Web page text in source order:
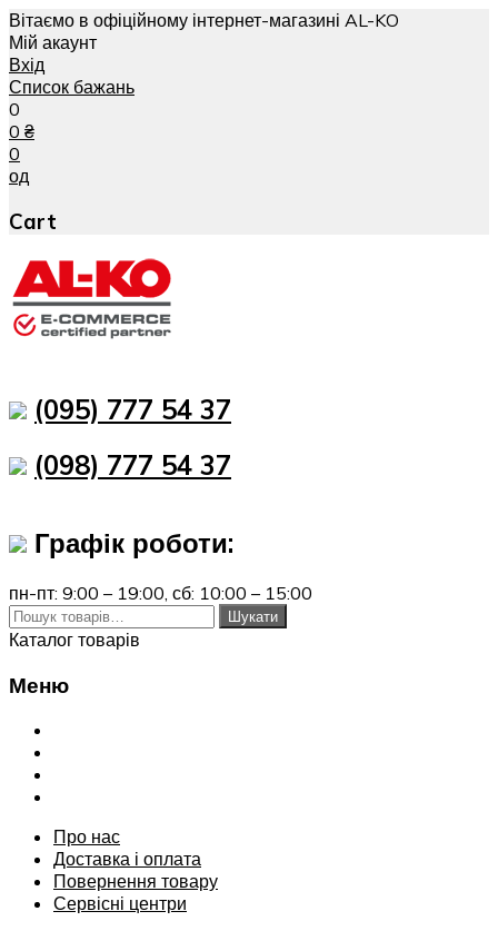
Вітаємо в офіційному інтернет-магазині AL-KO
Мій акаунт
Вхід
Список бажань
0
0 ₴
0
од
Cart
(095) 777 54 37
(098) 777 54 37
Графік роботи:
пн-пт: 9:00 – 19:00, сб: 10:00 – 15:00
Шукати:
Шукати
Каталог товарів
Меню
Переглянути
Про нас
Доставка і оплата
Повернення товару
Сервісні центри